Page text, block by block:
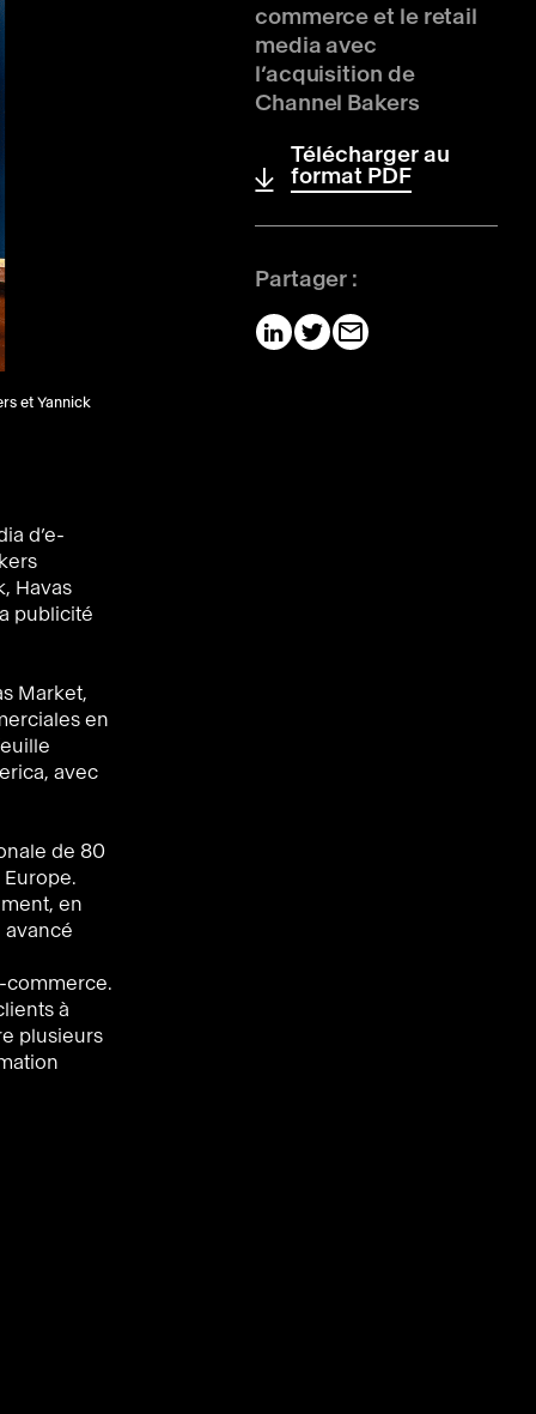
et Yannick
d’e-
Havas
publicité
Market,
en
avec
de 80
en
avancé
commerce.
à
plusieurs
commerce et le retail
media avec
l’acquisition de
Channel Bakers
Télécharger au
format PDF
Partager :